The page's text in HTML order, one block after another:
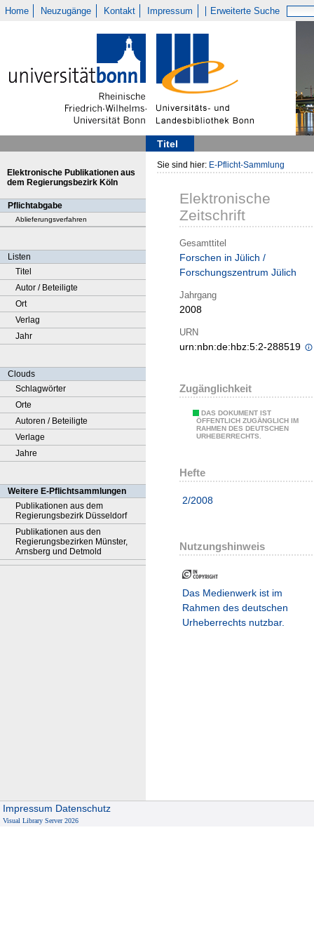
Home Neuzugänge Kontakt Impressum Erweiterte Suche
Titel
Elektronische Publikationen aus
dem Regierungsbezirk Köln
Pflichtabgabe
Ablieferungsverfahren
Listen
Titel
Autor / Beteiligte
Ort
Verlag
Jahr
Clouds
Schlagwörter
Orte
Autoren / Beteiligte
Verlage
Jahre
Weitere E-Pflichtsammlungen
Publikationen aus dem
Regierungsbezirk Düsseldorf
Publikationen aus den
Regierungsbezirken Münster,
Arnsberg und Detmold
Sie sind hier: E-Pflicht-Sammlung
Elektronische
Zeitschrift
Gesamttitel
Forschen in Jülich /
Forschungszentrum Jülich
Jahrgang
2008
URN
urn:nbn:de:hbz:5:2-288519
Zugänglichkeit
DAS DOKUMENT IST
ÖFFENTLICH ZUGÄNGLICH IM
RAHMEN DES DEUTSCHEN
URHEBERRECHTS.
Hefte
2/2008
Nutzungshinweis
Das Medienwerk ist im
Rahmen des deutschen
Urheberrechts nutzbar.
Impressum Datenschutz
Visual Library Server 2026